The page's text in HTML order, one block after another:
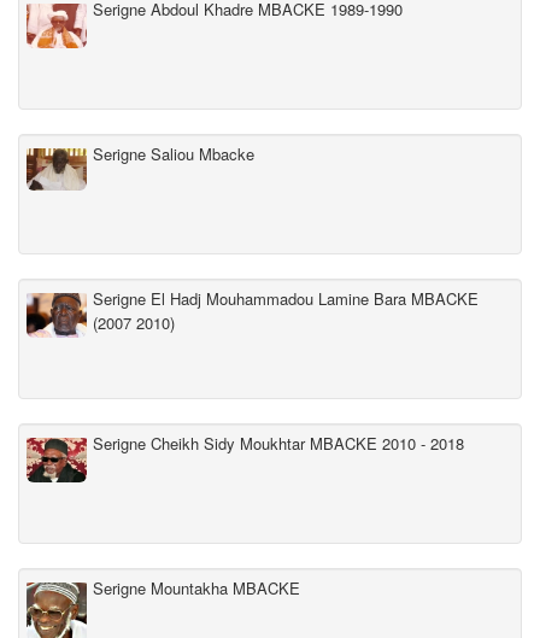
Serigne Abdoul Khadre MBACKE 1989-1990
Serigne Saliou Mbacke
Serigne El Hadj Mouhammadou Lamine Bara MBACKE
(2007 2010)
Serigne Cheikh Sidy Moukhtar MBACKE 2010 - 2018
Serigne Mountakha MBACKE